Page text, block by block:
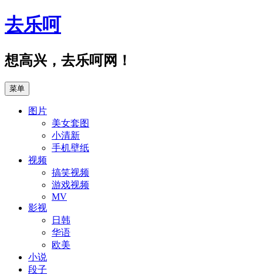
跳
至
文
去乐呵
想高兴，去乐呵网！
菜单
图片
美女套图
小清新
手机壁纸
视频
搞笑视频
游戏视频
MV
影视
日韩
华语
欧美
小说
段子